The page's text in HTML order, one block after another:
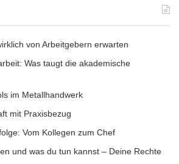
der wissenschaftliche
Ergebnisse und den
rund um Beton. Prof.in
die aktuellen Entwicklungen,
entgegen dem alt
immer filigraner, immer
Die wissenschaftlichen
von Arbeitgebern erwarten
Was taugt die akademische
im Metallhandwerk
mit Praxisbezug
Vom Kollegen zum Chef
und was du tun kannst – Deine Rechte